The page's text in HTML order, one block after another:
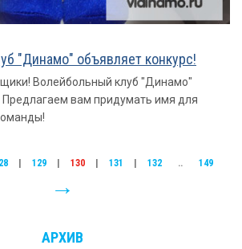
"Динамо" объявляет конкурс!
Волейбольный клуб "Динамо"
Предлагаем вам придумать имя для
129 130 131 132 .. 149
АРХИВ